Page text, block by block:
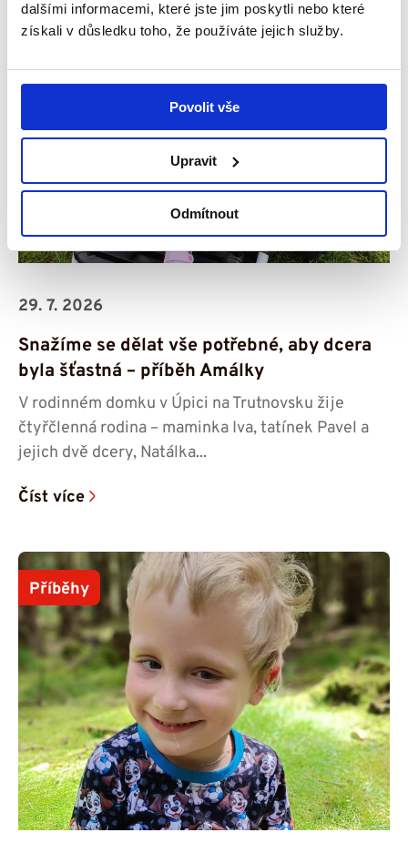
dalšími informacemi, které jste jim poskytli nebo které
získali v důsledku toho, že používáte jejich služby.
Povolit vše
Upravit
Odmítnout
29. 7. 2026
Snažíme se dělat vše potřebné, aby dcera
byla šťastná – příběh Amálky
V rodinném domku v Úpici na Trutnovsku žije
čtyřčlenná rodina – maminka Iva, tatínek Pavel a
jejich dvě dcery, Natálka...
Číst více
Příběhy